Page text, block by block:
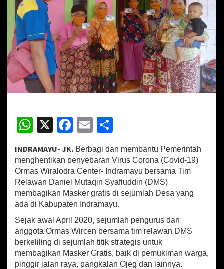
a
o
d
r
a
C
e
n
t
d
a
D
M
S
B
a
g
i
k
a
n
M
a
s
W
at
sA
p
p
X
Fa
ce
b
o
o
k
E
m
ai
l
ar
e
INDRAMAYU- JK. Berbagi dan membantu Pemerintah
menghentikan penyebaran Virus Corona (Covid-19)
Ormas Wiralodra Center- Indramayu bersama Tim
Relawan Daniel Mutaqin Syafiuddin (DMS)
membagikan Masker gratis di sejumlah Desa yang
ada di Kabupaten Indramayu.
Sejak awal April 2020, sejumlah pengurus dan
anggota Ormas Wircen bersama tim relawan DMS
berkeliling di sejumlah titik strategis untuk
membagikan Masker Gratis, baik di pemukiman warga,
pinggir jalan raya, pangkalan Ojeg dan lainnya.